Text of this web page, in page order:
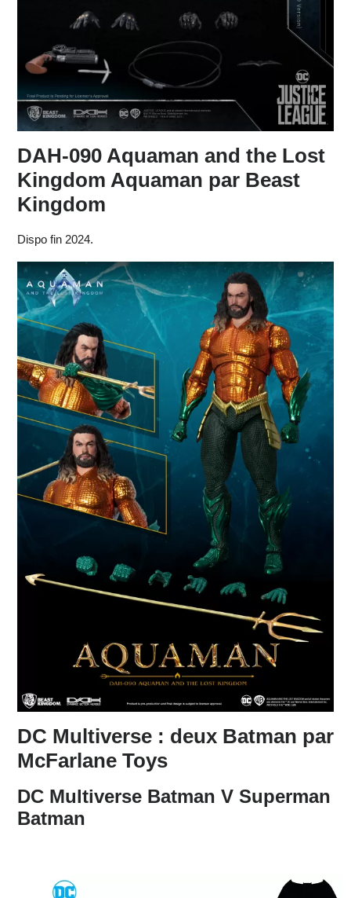
DAH-090 Aquaman and the Lost
Kingdom Aquaman par Beast
Kingdom
Dispo fin 2024.
DC Multiverse : deux Batman par
McFarlane Toys
DC Multiverse Batman V Superman
Batman